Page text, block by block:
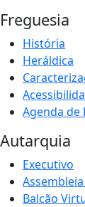
Freguesia
História
Heráldica
Agenda de
Autarquia
Executivo
Balcão